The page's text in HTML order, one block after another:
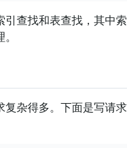
引查找和表查找，其中索
复杂得多。下面是写请求